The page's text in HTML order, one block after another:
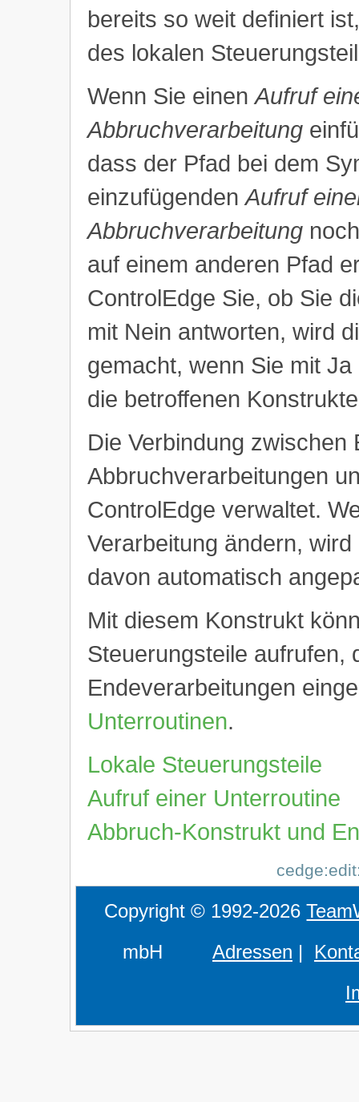
bereits so weit definiert
des lokalen
Wenn Sie einenAufruf
Abbruchverarbeitung
dass der Pfad bei dem
einzufügendenAufruf
Abbruchverarbeitung
auf einem anderen Pfad
ControlEdge Sie, ob Sie
mit Nein antworten, wird
gemacht, wenn Sie mit
die betroffenen
Die Verbindung zwischen
Abbruchverarbeitungen
ControlEdge verwaltet.
Verarbeitung ändern,
davon automatisch
Mit diesem Konstrukt
Steuerungsteile aufrufen,
Endeverarbeitungen
Unterroutinen.
Lokale Steuerungsteile
Aufruf einer Unterroutine
Abbruch-Konstrukt und
Copyright © 1992-2026
mbH Adressen |